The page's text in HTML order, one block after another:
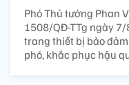
Phó Thủ tướng Phan
1508/QĐ-TTg ngày
trang thiết bị bảo
phó, khắc phục hậu